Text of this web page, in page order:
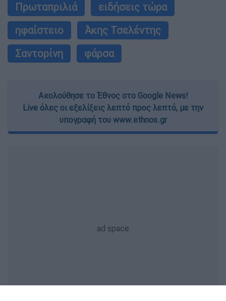
Πρωταπριλιά
ειδήσεις τώρα
ηφαίστειο
Άκης Τσελέντης
Σαντορίνη
φάρσα
Ακολούθησε το Έθνος στο Google News!
Live όλες οι εξελίξεις λεπτό προς λεπτό, με την
υπογραφή του www.ethnos.gr